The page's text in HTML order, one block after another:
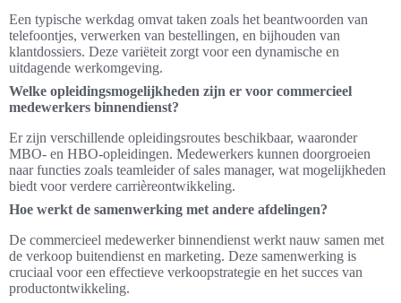
Een typische werkdag omvat taken zoals het beantwoorden van
telefoontjes, verwerken van bestellingen, en bijhouden van
klantdossiers. Deze variëteit zorgt voor een dynamische en
uitdagende werkomgeving.
Welke opleidingsmogelijkheden zijn er voor commercieel
medewerkers binnendienst?
Er zijn verschillende opleidingsroutes beschikbaar, waaronder
MBO- en HBO-opleidingen. Medewerkers kunnen doorgroeien
naar functies zoals teamleider of sales manager, wat mogelijkheden
biedt voor verdere carrièreontwikkeling.
Hoe werkt de samenwerking met andere afdelingen?
De commercieel medewerker binnendienst werkt nauw samen met
de verkoop buitendienst en marketing. Deze samenwerking is
cruciaal voor een effectieve verkoopstrategie en het succes van
productontwikkeling.